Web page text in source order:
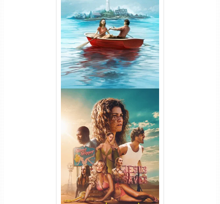
O Segredo de Widow’s Bay
1ª Temporada Torrent (2026)
WEB-DL 1080p Dual Áudio
Euphoria 3ª Temporada
Torrent (2026) WEB-DL 1080p
Dual Áudio